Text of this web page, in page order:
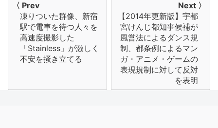
ー
〈 Prev
凍りついた群像、新宿
駅で電車を待つ人々を
高速度撮影した
「Stainless」が激しく
不安を掻き立てる
Next 〉
【2014年更新版】宇都
宮けんじ都知事候補が
風営法によるダンス規
制、都条例によるマン
ガ・アニメ・ゲームの
表現規制に対して反対
を表明